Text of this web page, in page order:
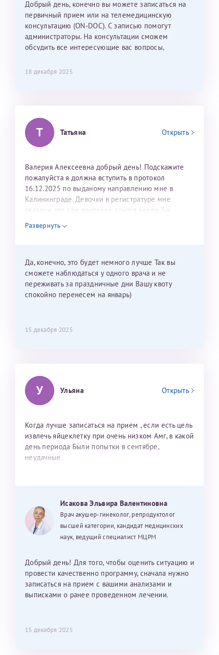
С ней общение было, как с давней знакомой, очень
лёгкое и простое. Вообще в данной клинике весь
персонал очень вежливый и чуткий, прям приятно
находиться. Мы собираемся туда ещё за вторым
ребёнком, и конечно же только к Ринату
сомнений.
26 июля 2026
Добрый день, конечно вы можете записаться на
первичный прием или на телемедицинскую
консультацию (ON-DOC). С записью помогут
администраторы. На консультации сможем
обсудить все интересующие вас вопросы,
18 декабря 2025
Т Татьяна Открыть
Валерия Алексеевна добрый день! Подскажите
пожалуйста я должна вступить в протокол
16.12.2025 по выданому направлению мне в
Калининграде. Девочки в регистратуре мне
сказали, что сам протокол длится около 3-х
недель и 3 недели я должна находится в Питере.
Можно мне новый год провести в Калининграде и
Развернуть
Да, конечно, это будет немного лучше Так вы
сможете наблюдаться у одного врача и не
переживать за праздничные дни Вашу квоту
спокойно перенесем на январь)
15 декабря 2025
У Ульяна Открыть
Когда лучше записаться на прием , если есть цель
извлечь яйцеклетку при очень низком Амг, в какой
день периода Были попытки в сентябре,
неудачные
Исакова Эльвира Валентиновна
Врач акушер-гинеколог, репродуктолог
высшей категории, кандидат медицинских
наук, ведущий специалист МЦРМ
Добрый день! Для того, чтобы оценить ситуацию и
провести качественно программу, сначала нужно
записаться на прием с вашими анализами и
выписками о ранее проведенном лечении.
15 декабря 2025